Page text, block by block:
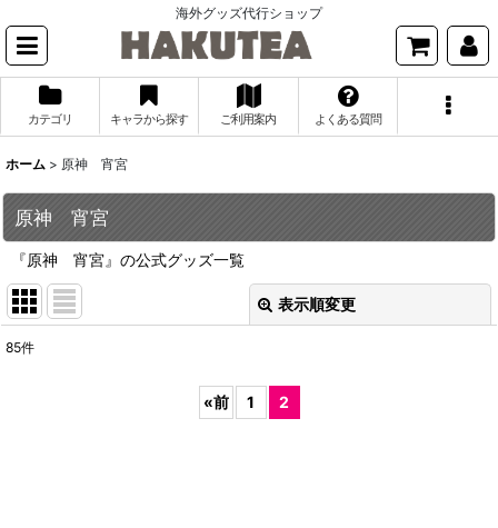
海外グッズ代行ショップ
カテゴリ キャラから探す ご利用案内 よくある質問
ホーム > 原神 宵宮
原神 宵宮
『原神 宵宮』の公式グッズ一覧
表示順変更
85件
«前 1 2